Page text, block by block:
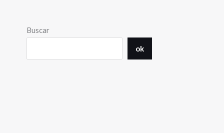
Buscar
ok